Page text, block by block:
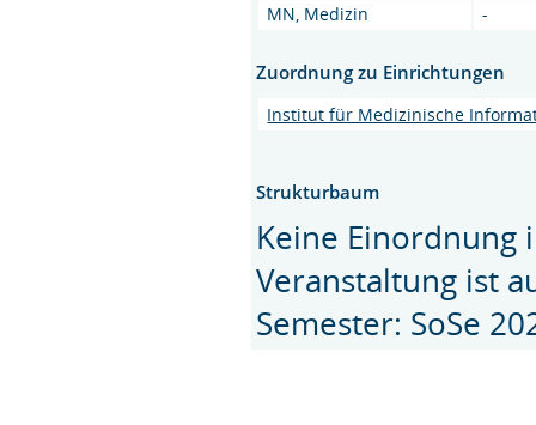
MN, Medizin
-
Zuordnung zu Einrichtungen
Institut für Medizinische
Strukturbaum
Keine Einordnung
Veranstaltung ist
Semester: SoSe